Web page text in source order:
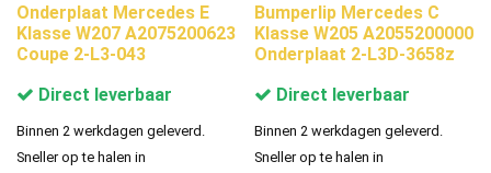
Onderplaat Mercedes E
Klasse W207 A2075200623
Coupe 2-L3-043
Direct leverbaar
Binnen 2 werkdagen geleverd.
Sneller op te halen in
Bumperlip Mercedes C
Klasse W205 A2055200000
Onderplaat 2-L3D-3658z
Direct leverbaar
Binnen 2 werkdagen geleverd.
Sneller op te halen in